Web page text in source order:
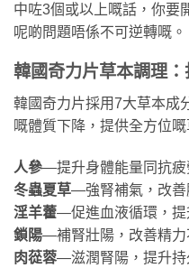
中咗3個或以上嘅話，你要
呢啲問題唔係不可逆轉嘅。
韓國奇力片草本調理
韓國奇力片採用7大草本成
嘅體質下降，提供全方位嘅
人參—提升身體能量同抗疲
冬蟲夏草—強腎補氣，改善
淫羊藿—促進血液循環，提
鎖陽—補腎壯陽，改善精力
肉蓯蓉—滋潤腎陽，提升持